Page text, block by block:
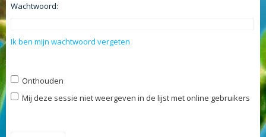
Wachtwoord:
Ik ben mijn wachtwoord vergeten
Onthouden
Mij deze sessie niet weergeven in de lijst met online gebruikers